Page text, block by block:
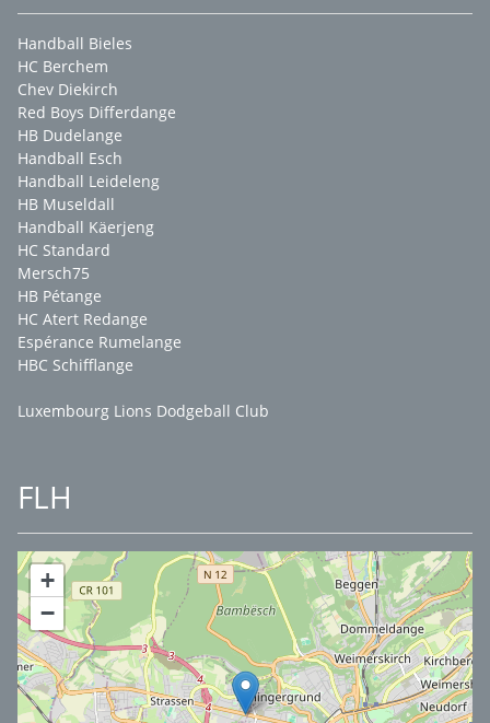
Handball Bieles
HC Berchem
Chev Diekirch
Red Boys Differdange
HB Dudelange
Handball Esch
Handball Leideleng
HB Museldall
Handball Käerjeng
HC Standard
Mersch75
HB Pétange
HC Atert Redange
Espérance Rumelange
HBC Schifflange
Luxembourg Lions Dodgeball Club
FLH
+
−